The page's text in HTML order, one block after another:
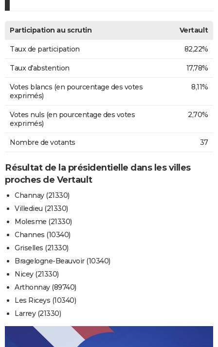
Participation au scrutin Vertault
Taux de participation 82,22%
Taux d'abstention 17,78%
Votes blancs (en pourcentage des votes
exprimés)
8,11%
Votes nuls (en pourcentage des votes
exprimés)
2,70%
Nombre de votants 37
Résultat de la présidentielle dans les villes
proches de Vertault
Channay (21330)
Villedieu (21330)
Molesme (21330)
Channes (10340)
Griselles (21330)
Bragelogne-Beauvoir (10340)
Nicey (21330)
Arthonnay (89740)
Les Riceys (10340)
Larrey (21330)